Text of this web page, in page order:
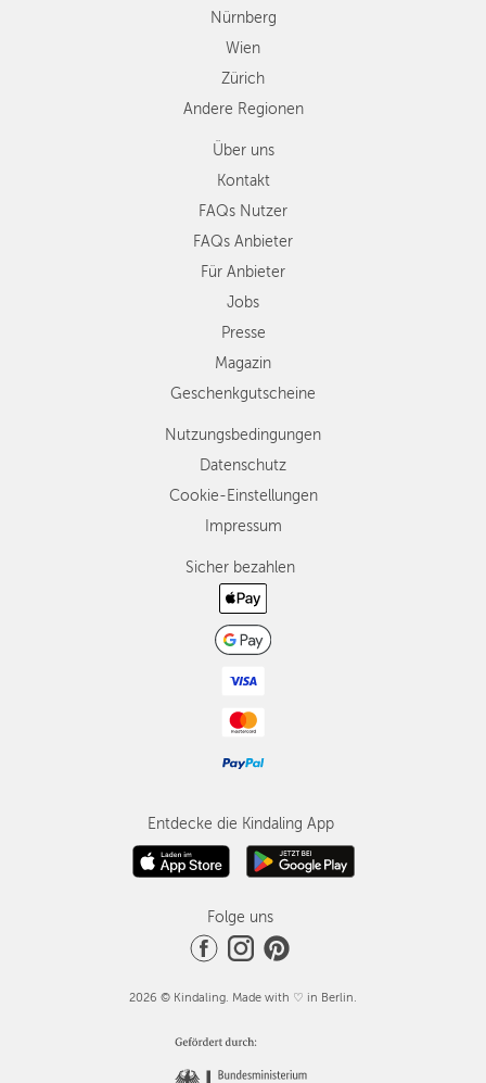
Nürnberg
Wien
Zürich
Andere Regionen
Über uns
Kontakt
FAQs Nutzer
FAQs Anbieter
Für Anbieter
Jobs
Presse
Magazin
Geschenkgutscheine
Nutzungsbedingungen
Datenschutz
Cookie-Einstellungen
Impressum
Sicher bezahlen
Entdecke die Kindaling App
Folge uns
2026 © Kindaling. Made with ♡ in Berlin.